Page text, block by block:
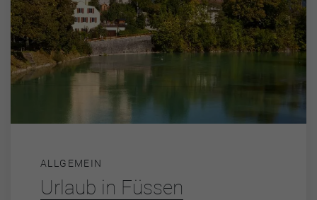
ALLGEMEIN
Urlaub in Füssen